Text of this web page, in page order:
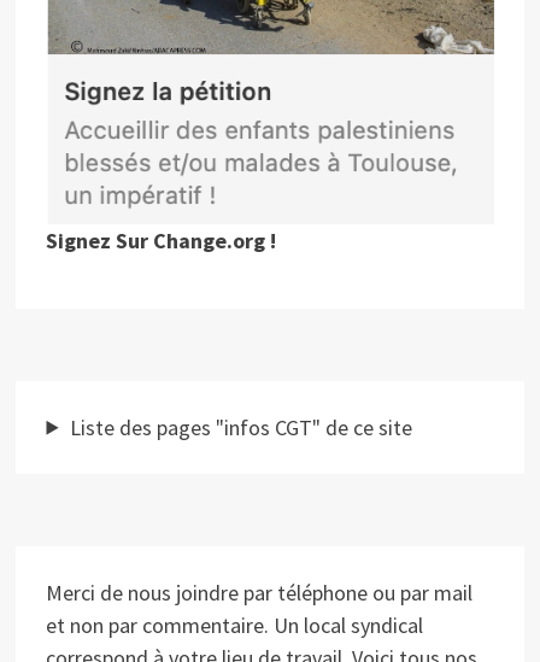
Signez Sur Change.org !
Liste des pages "infos CGT" de ce site
Merci de nous joindre par téléphone ou par mail
et non par commentaire. Un local syndical